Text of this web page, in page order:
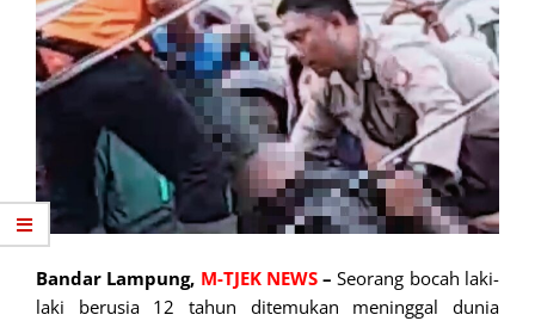
Bandar Lampung, M-TJEK NEWS– Seorang bocah laki-
laki berusia 12 tahun ditemukan meninggal dunia